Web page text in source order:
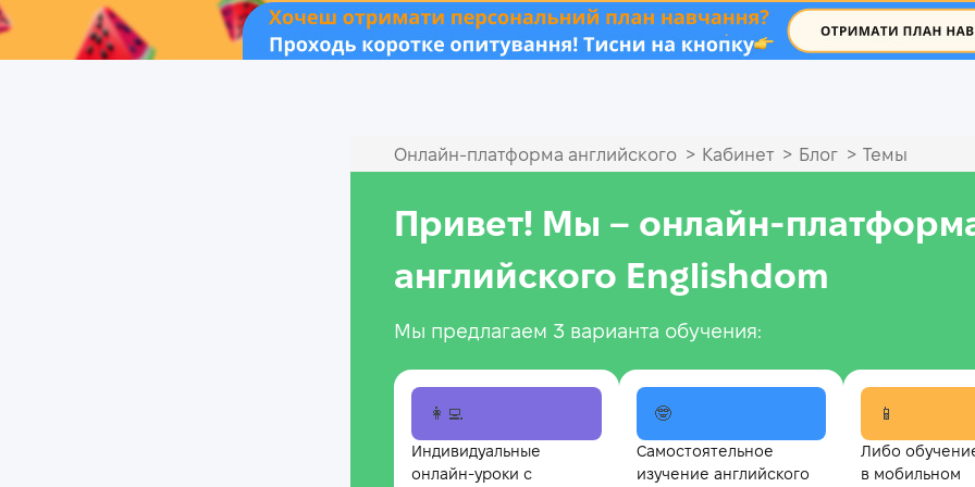
.
Онлайн‑платформа английского > Кабинет > Блог > Темы
Привет! Мы –
английского Englishdom
Мы предлагаем 3 варианта обучения:
👩‍💻
Индивидуальные
онлайн-уроки с
🤓
Самостоятельное
изучение английского
📱
Либо
в мобильном